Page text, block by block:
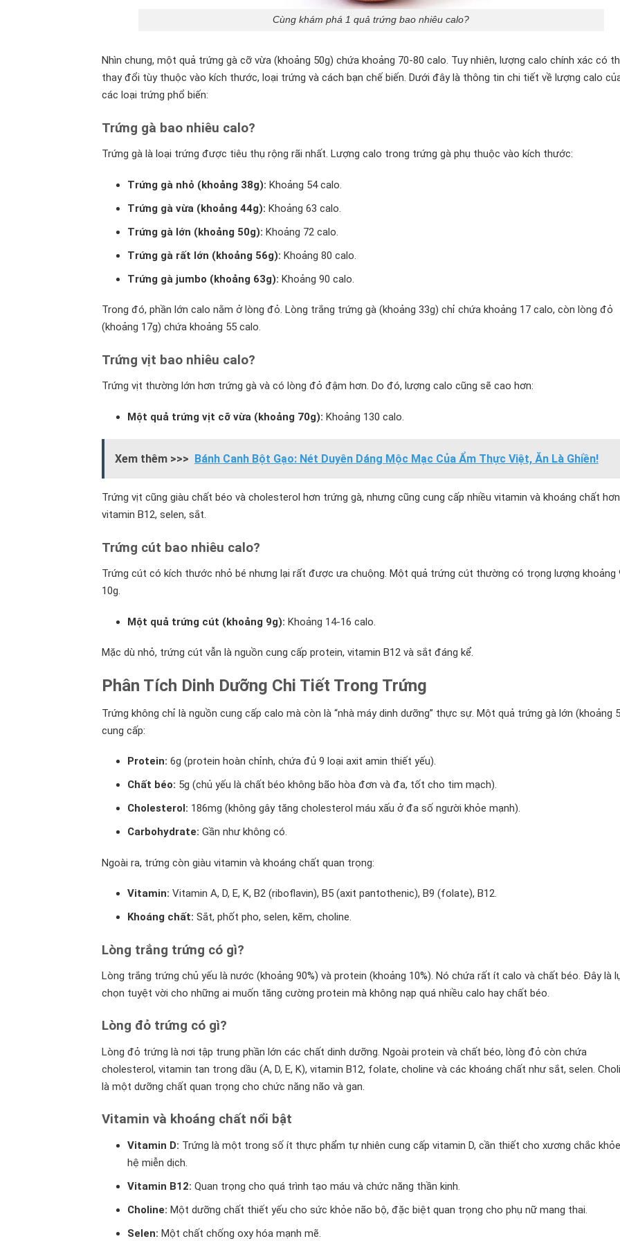
Cùng khám phá 1 quả trứng bao nhiêu calo?
Nhìn chung, một quả trứng gà cỡ vừa (khoảng 50g) chứa khoảng 70-80 calo. Tuy nhiên, lượng calo chính xác có
thay đổi tùy thuộc vào kích thước, loại trứng và cách bạn chế biến. Dưới đây là thông tin chi tiết về lượng calo
các loại trứng phổ biến:
Trứng gà bao nhiêu calo?
Trứng gà là loại trứng được tiêu thụ rộng rãi nhất. Lượng calo trong trứng gà phụ thuộc vào kích thước:
Trứng gà nhỏ (khoảng 38g): Khoảng 54 calo.
Trứng gà vừa (khoảng 44g): Khoảng 63 calo.
Trứng gà lớn (khoảng 50g): Khoảng 72 calo.
Trứng gà rất lớn (khoảng 56g): Khoảng 80 calo.
Trứng gà jumbo (khoảng 63g): Khoảng 90 calo.
Trong đó, phần lớn calo nằm ở lòng đỏ. Lòng trắng trứng gà (khoảng 33g) chỉ chứa khoảng 17 calo, còn lòng đỏ
(khoảng 17g) chứa khoảng 55 calo.
Trứng vịt bao nhiêu calo?
Trứng vịt thường lớn hơn trứng gà và có lòng đỏ đậm hơn. Do đó, lượng calo cũng sẽ cao hơn:
Một quả trứng vịt cỡ vừa (khoảng 70g): Khoảng 130 calo.
Xem thêm >>> Bánh Canh Bột Gạo: Nét Duyên Dáng Mộc Mạc Của Ẩm Thực Việt, Ăn Là Ghiền!
Trứng vịt cũng giàu chất béo và cholesterol hơn trứng gà, nhưng cũng cung cấp nhiều vitamin và khoáng chất
vitamin B12, selen, sắt.
Trứng cút bao nhiêu calo?
Trứng cút có kích thước nhỏ bé nhưng lại rất được ưa chuộng. Một quả trứng cút thường có trọng lượng khoảng
10g.
Một quả trứng cút (khoảng 9g): Khoảng 14-16 calo.
Mặc dù nhỏ, trứng cút vẫn là nguồn cung cấp protein, vitamin B12 và sắt đáng kể.
Phân Tích Dinh Dưỡng Chi Tiết Trong Trứng
Trứng không chỉ là nguồn cung cấp calo mà còn là “nhà máy dinh dưỡng” thực sự. Một quả trứng gà lớn (khoảng
cung cấp:
Protein: 6g (protein hoàn chỉnh, chứa đủ 9 loại axit amin thiết yếu).
Chất béo: 5g (chủ yếu là chất béo không bão hòa đơn và đa, tốt cho tim mạch).
Cholesterol: 186mg (không gây tăng cholesterol máu xấu ở đa số người khỏe mạnh).
Carbohydrate: Gần như không có.
Ngoài ra, trứng còn giàu vitamin và khoáng chất quan trọng:
Vitamin: Vitamin A, D, E, K, B2 (riboflavin), B5 (axit pantothenic), B9 (folate), B12.
Khoáng chất: Sắt, phốt pho, selen, kẽm, choline.
Lòng trắng trứng có gì?
Lòng trắng trứng chủ yếu là nước (khoảng 90%) và protein (khoảng 10%). Nó chứa rất ít calo và chất béo. Đây là
chọn tuyệt vời cho những ai muốn tăng cường protein mà không nạp quá nhiều calo hay chất béo.
Lòng đỏ trứng có gì?
Lòng đỏ trứng là nơi tập trung phần lớn các chất dinh dưỡng. Ngoài protein và chất béo, lòng đỏ còn chứa
cholesterol, vitamin tan trong dầu (A, D, E, K), vitamin B12, folate, choline và các khoáng chất như sắt, selen.
là một dưỡng chất quan trọng cho chức năng não và gan.
Vitamin và khoáng chất nổi bật
Vitamin D: Trứng là một trong số ít thực phẩm tự nhiên cung cấp vitamin D, cần thiết cho xương chắc
hệ miễn dịch.
Vitamin B12: Quan trọng cho quá trình tạo máu và chức năng thần kinh.
Choline: Một dưỡng chất thiết yếu cho sức khỏe não bộ, đặc biệt quan trọng cho phụ nữ mang thai.
Selen: Một chất chống oxy hóa mạnh mẽ.